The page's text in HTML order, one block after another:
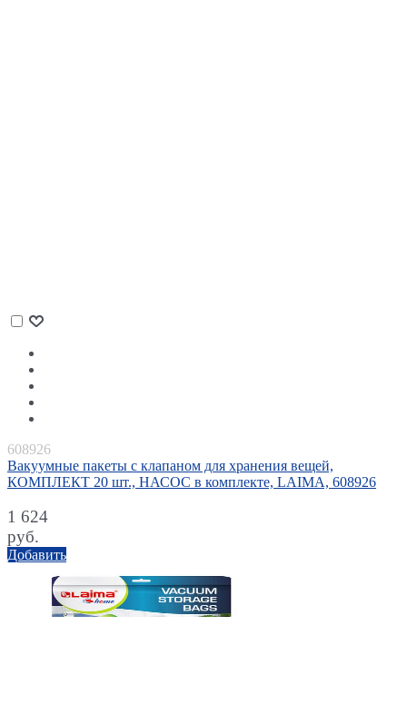
608926
Вакуумные пакеты с клапаном для хранения вещей,
КОМПЛЕКТ 20 шт., НАСОС в комплекте, LAIMA, 608926
1 624
руб.
Добавить